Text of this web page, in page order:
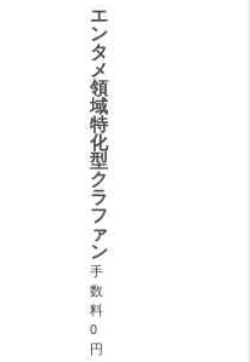
エ
ン
タ
メ
領
域
特
化
型
ク
ラ
フ
ァ
ン
手
数
料
0
円